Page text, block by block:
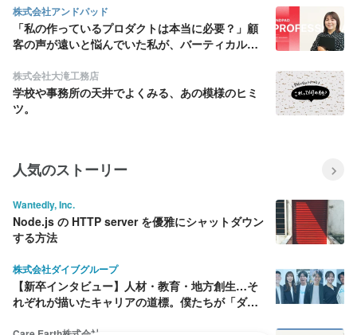
株式会社アンドパッド
「私の作っているプロダクトは本当に必要？」顧
客の声が遠いと悩んでいた私が、バーティカル
株式会社大滝工務店
学校や事務所の天井でよくみる、あの模様のヒミ
ツ。
人気のストーリー
Wantedly, Inc.
Node.js の HTTP server を優雅にシャットダウン
する方法
株式会社ダイブグループ
【新卒インタビュー】人材・教育・地方創生…そ
れぞれが描いたキャリアの道標。僕たちが「ダイ